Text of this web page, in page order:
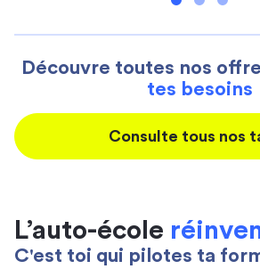
Découvre toutes nos
tes besoins
Consulte tous nos
L’auto-école
C'est toi qui pilotes ta